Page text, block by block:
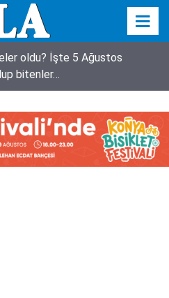
oldu? İşte 5 Ağustos
bitenler…